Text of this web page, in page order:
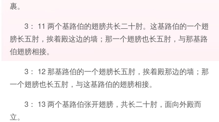
裹。
3： 11 两个基路伯的翅膀共长二十肘。这基路伯的一个翅
膀长五肘，挨着殿这边的墙；那一个翅膀也长五肘，与那基路
伯翅膀相接。
3： 12 那基路伯的一个翅膀长五肘，挨着殿那边的墙；那
一个翅膀也长五肘，与这基路伯的翅膀相接。
3： 13 两个基路伯张开翅膀，共长二十肘，面向外殿而
立。